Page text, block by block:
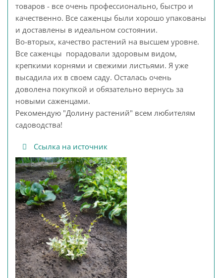
товаров - все очень профессионально, быстро и
качественно. Все саженцы были хорошо упакованы
и доставлены в идеальном состоянии.
Во-вторых, качество растений на высшем уровне.
Все саженцы порадовали здоровым видом,
крепкими корнями и свежими листьями. Я уже
высадила их в своем саду. Осталась очень
доволена покупкой и обязательно вернусь за
новыми саженцами.
Рекомендую "Долину растений" всем любителям
садоводства!
Ссылка на источник